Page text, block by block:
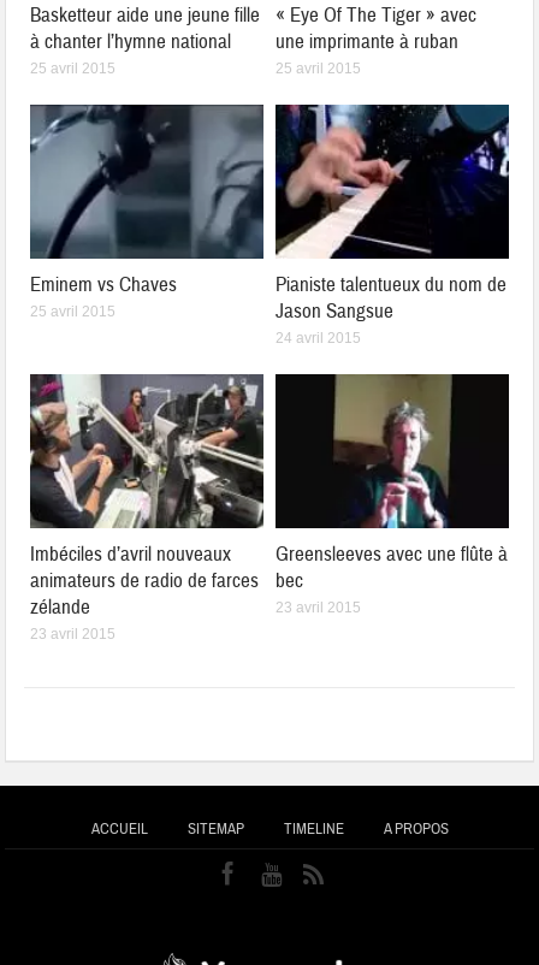
Basketteur aide une jeune fille
à chanter l’hymne national
25 avril 2015
« Eye Of The Tiger » avec
une imprimante à ruban
25 avril 2015
Eminem vs Chaves
25 avril 2015
Pianiste talentueux du nom de
Jason Sangsue
24 avril 2015
Imbéciles d’avril nouveaux
animateurs de radio de farces
zélande
23 avril 2015
Greensleeves avec une flûte à
bec
23 avril 2015
ACCUEIL SITEMAP TIMELINE A PROPOS